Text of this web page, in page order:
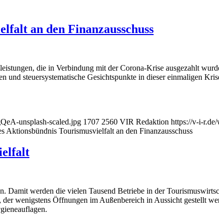
an den Finanzausschuss
die in Verbindung mit der Corona-Krise ausgezahlt
und steuersystematische Gesichtspunkte in dieser einmaligen
unsplash-scaled.jpg 1707 2560 VIR Redaktion https://v-i-
Aktionsbündnis Tourismusvielfalt an den Finanzausschuss
werden die vielen Tausend Betriebe in der
wenigstens Öffnungen im Außenbereich in Aussicht gestellt